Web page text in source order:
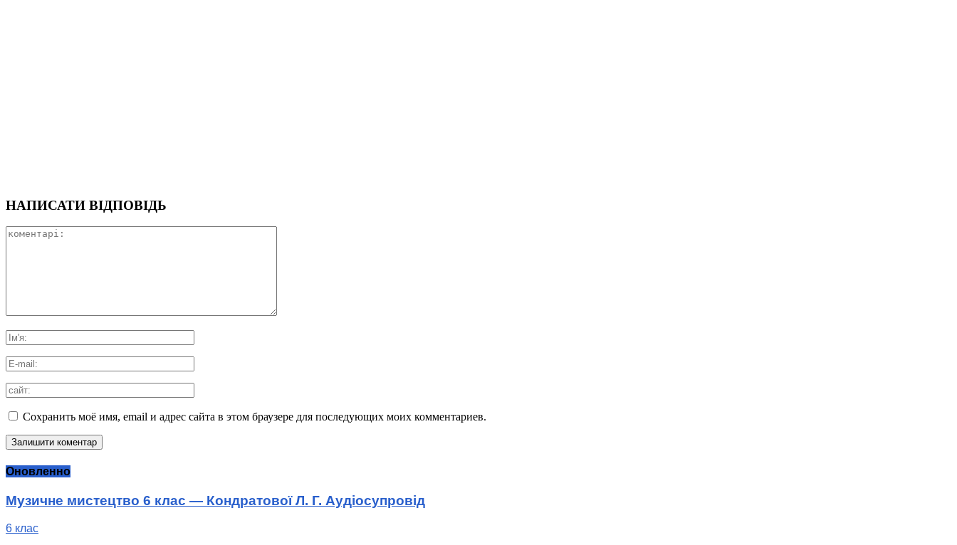
НАПИСАТИ ВІДПОВІДЬ
Сохранить моё имя, email и адрес сайта в этом браузере для последующих моих комментариев.
Оновленно
Музичне мистецтво 6 клас — Кондратової Л. Г. Аудіосупровід
6 клас